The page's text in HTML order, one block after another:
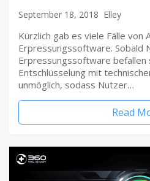
September 18, 2018 Elley
Kürzlich gab es viele Fälle von
Erpressungssoftware. Sobald
Erpressungssoftware befallen
Entschlüsselung mit
unmöglich, sodass Nutzer…
Read